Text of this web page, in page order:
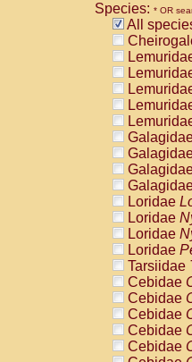
Species: * OR
All
Loridae
Loridae
Loridae
Loridae
Tarsiidae
Cebidae
Cebidae
Cebidae
Cebidae
Cebidae